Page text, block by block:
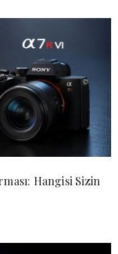
Hangisi Sizin